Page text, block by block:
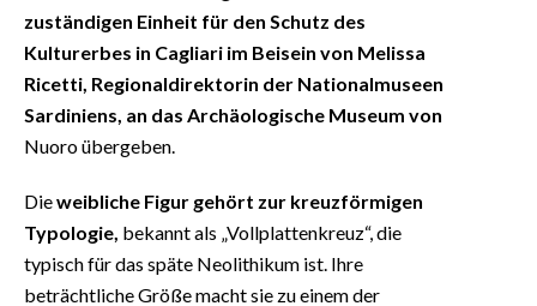
zuständigen Einheit für den Schutz des
Kulturerbes in Cagliari im Beisein von Melissa
Ricetti, Regionaldirektorin der Nationalmuseen
Sardiniens, an das Archäologische Museum von
Nuoro übergeben.
Dieweibliche Figur gehört zur kreuzförmigen
Typologie, bekannt als „Vollplattenkreuz“, die
typisch für das späte Neolithikum ist. Ihre
beträchtliche Größe macht sie zu einem der